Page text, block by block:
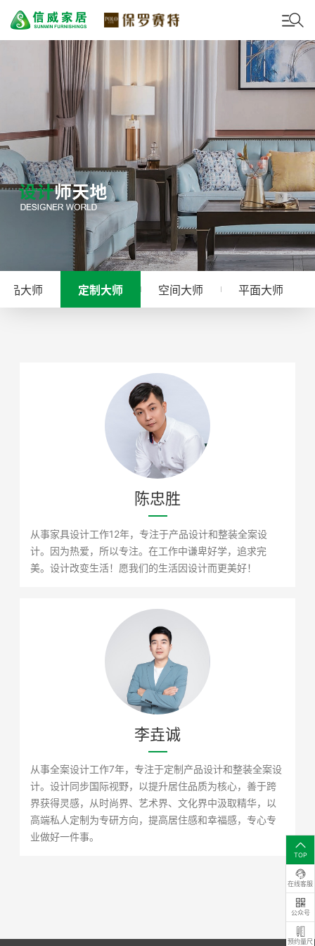
品大师 定制大师 空间大师 平面大师
陈忠胜
从事家具设计工作12年，专注于产品设计和整装全案设
计。因为热爱，所以专注。在工作中谦卑好学，追求完
美。设计改变生活！愿我们的生活因设计而更美好！
李垚诚
从事全案设计工作7年，专注于定制产品设计和整装全案设
计。设计同步国际视野，以提升居住品质为核心，善于跨
界获得灵感，从时尚界、艺术界、文化界中汲取精华，以
高端私人定制为专研方向，提高居住感和幸福感，专心专
业做好一件事。
TOP
在线客服
公众号
预约量尺